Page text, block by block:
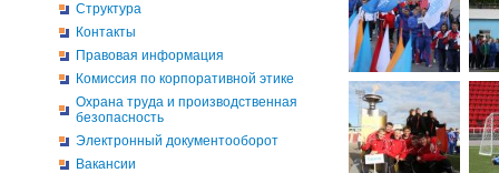
Структура
Контакты
Правовая информация
Комиссия по корпоративной этике
Охрана труда и производственная
безопасность
Электронный документооборот
Вакансии